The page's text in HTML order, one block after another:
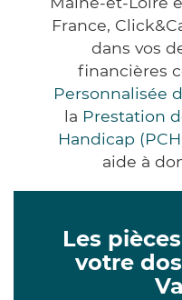
France,
dans vos
financières
Personnalisée
la Prestation
Handicap
aide à
Les
votre